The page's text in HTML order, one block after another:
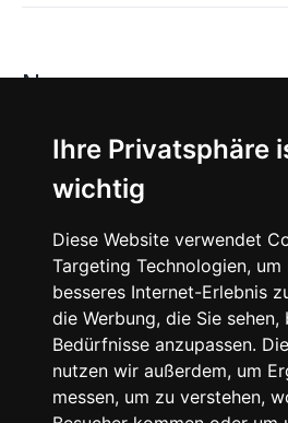
Ihre Privatsphäre
wichtig
Diese Website verwendet
Targeting Technologien, um
besseres Internet-Erlebnis
die Werbung, die Sie sehen,
Bedürfnisse anzupassen.
nutzen wir außerdem, um
messen, um zu verstehen,
News
About
Instagram
Facebook
© 2024 SNEAKERᴰᴱ, All rights